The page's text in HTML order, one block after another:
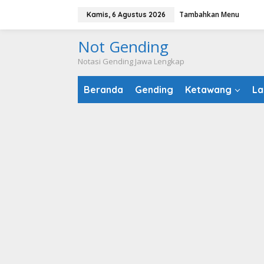
konten
Kamis, 6 Agustus 2026 Tambahkan Menu
Not Gending
Notasi Gending Jawa Lengkap
Beranda Gending Ketawang